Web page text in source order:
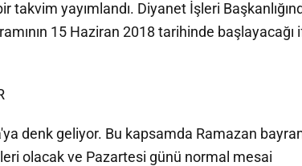
takvim yayımlandı. Diyanet İşleri
15 Haziran 2018 tarihinde başlayacağı
denk geliyor. Bu kapsamda Ramazan
olacak ve Pazartesi günü normal mesai